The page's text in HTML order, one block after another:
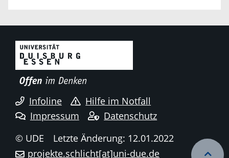
Infoline
Hilfe im Notfall
Impressum
Datenschutz
© UDE
Letzte Änderung: 12.01.2022
projekte.schlicht[at]uni-due.de